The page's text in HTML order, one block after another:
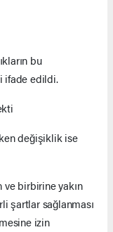
bu
ifade edildi.
değişiklik ise
ve birbirine yakın
şartlar sağlanması
izin